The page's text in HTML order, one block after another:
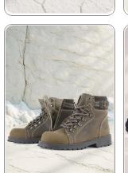
★ ★ ★
2.259,90 ₺
3.879,90 ₺
%42İndirim
Ücretsiz
Kargo